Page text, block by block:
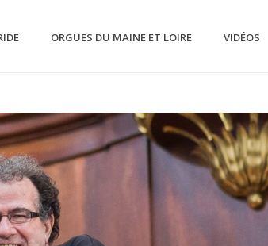
ORGUES DU MAINE ET LOIRE VIDÉOS